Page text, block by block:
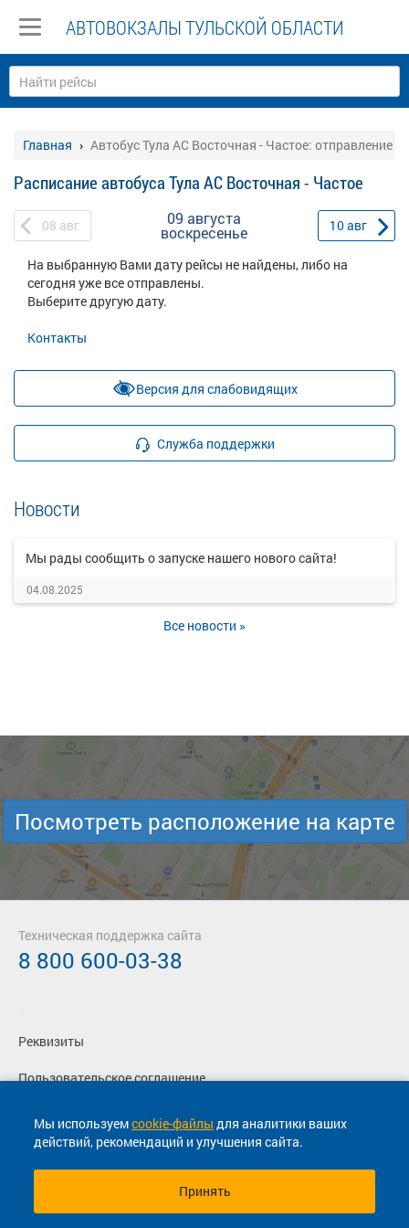
АВТОВОКЗАЛЫ ТУЛЬСКОЙ ОБЛАСТИ
Главная Автобус Тула АС Восточная - Частое: отправление
Расписание автобуса Тула АС Восточная - Частое
08 авг 09 августа
воскресенье 10авг
На выбранную Вами дату рейсы не найдены, либо на
сегодня уже все отправлены.
Выберите другую дату.
Контакты
Версия для слабовидящих
Служба поддержки
Новости
Мы рады сообщить о запуске нашего нового сайта!
04.08.2025
Все новости »
Мы используемcookie-файлы для аналитики ваших
действий, рекомендаций и улучшения сайта.
Принять
Посмотреть расположение на карте
Реквизиты
Пользовательское соглашение
Политика конфиденциальности
Согласие на маркетинговые сообщения
Техническая поддержка сайта
8 800 600-03-38
© 2013-2026, ООО "Капитал"- Онлайн сервис продажи